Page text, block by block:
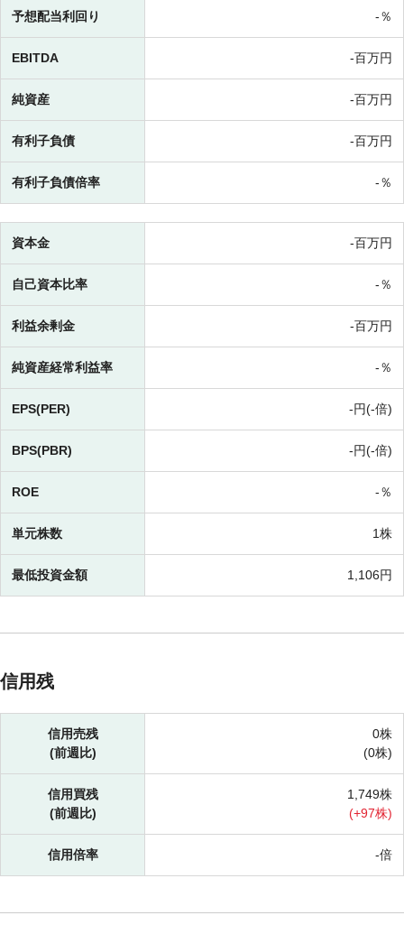
予想配当利回り -％
EBITDA -百万円
純資産 -百万円
有利子負債 -百万円
有利子負債倍率 -％
資本金 -百万円
自己資本比率 -％
利益余剰金 -百万円
純資産経常利益率 -％
EPS(PER) -円(-倍)
BPS(PBR) -円(-倍)
ROE -％
単元株数 1株
最低投資金額 1,106円
信用残
信用売残
(前週比)
0株
(0株)
信用買残
(前週比)
1,749株
(+97株)
信用倍率 -倍